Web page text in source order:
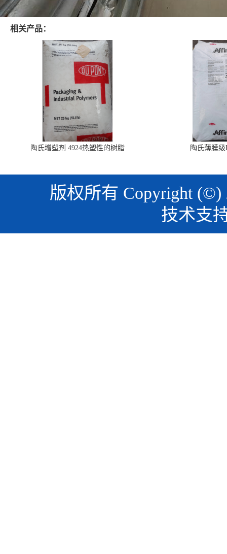
相关产品：
陶氏增塑剂 4924热塑性的树脂 陶氏薄膜级
版权所有 Copyright
技术支